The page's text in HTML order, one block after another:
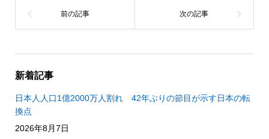
新着記事
日本人人口1億2000万人割れ 42年ぶりの節目が示す日本の転
換点
2026年8月7日